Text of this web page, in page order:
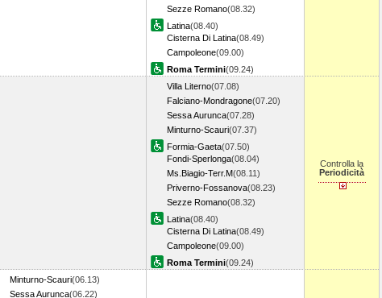
Sezze Romano(08.32)
Latina(08.40)
Cisterna Di Latina(08.49)
Campoleone(09.00)
Roma Termini(09.24)
Villa Literno(07.08)
Falciano-Mondragone(07.20)
Sessa Aurunca(07.28)
Minturno-Scauri(07.37)
Formia-Gaeta(07.50)
Fondi-Sperlonga(08.04)
Ms.Biagio-Terr.M(08.11)
Priverno-Fossanova(08.23)
Sezze Romano(08.32)
Latina(08.40)
Cisterna Di Latina(08.49)
Campoleone(09.00)
Roma Termini(09.24)
Controlla la
Periodicità
Minturno-Scauri(06.13)
Sessa Aurunca(06.22)